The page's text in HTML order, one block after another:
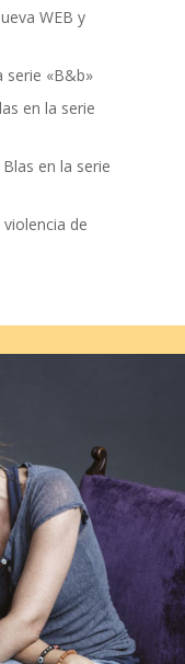
WEB y
serie «B&b»
en la serie
en la serie
violencia de